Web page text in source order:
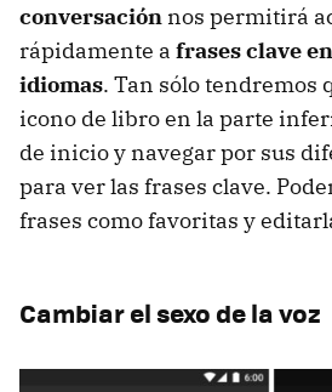
conversación nos permitirá
rápidamente a frases clave
idiomas. Tan sólo tendremos
icono de libro en la parte
de inicio y navegar por sus
para ver las frases clave.
frases como favoritas y
Cambiar el sexo de la voz